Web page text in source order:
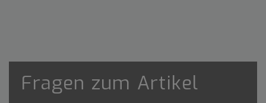
Fragen zum Artikel